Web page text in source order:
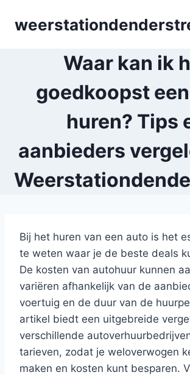
Waar kan ik
goedkoopst
huren? Tips
aanbieders
Bij het huren van een auto is het
te weten waar je de beste deals
De kosten van autohuur kunnen
variëren afhankelijk van de
voertuig en de duur van de
artikel biedt een uitgebreide
verschillende
tarieven, zodat je weloverwogen
maken en kosten kunt besparen.